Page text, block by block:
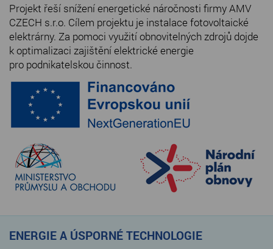
Projekt řeší snížení energetické náročnosti firmy AMV
CZECH s.r.o. Cílem projektu je instalace fotovoltaické
elektrárny. Za pomoci využití obnovitelných zdrojů dojde
k optimalizaci zajištění elektrické energie
pro podnikatelskou činnost.
ENERGIE A ÚSPORNÉ TECHNOLOGIE